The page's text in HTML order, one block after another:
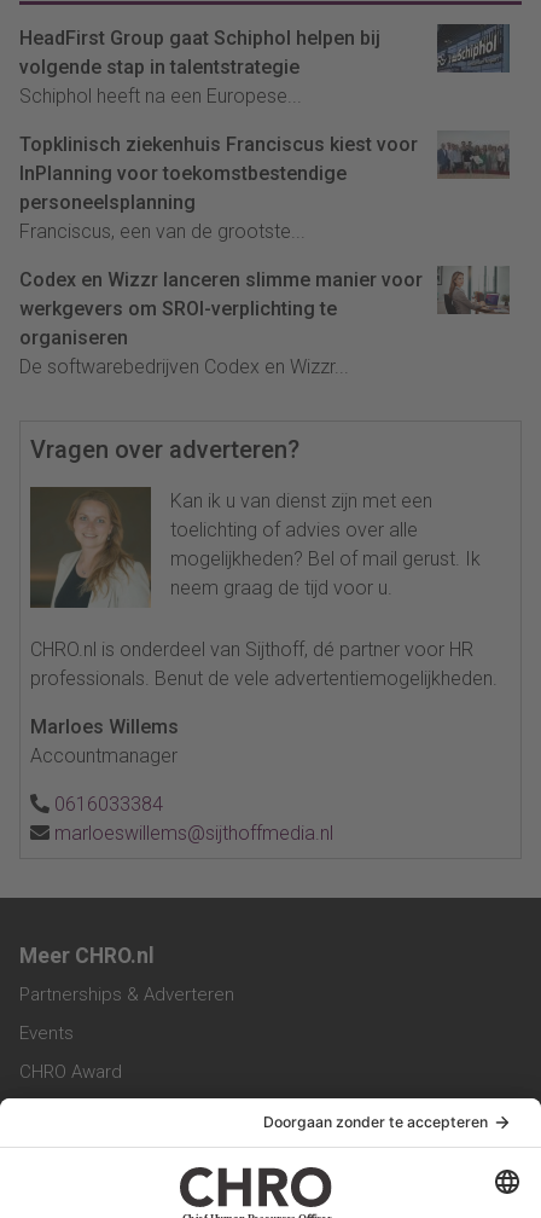
HeadFirst Group gaat Schiphol helpen bij
volgende stap in talentstrategie
Schiphol heeft na een Europese...
Topklinisch ziekenhuis Franciscus kiest voor
InPlanning voor toekomstbestendige
personeelsplanning
Franciscus, een van de grootste...
Codex en Wizzr lanceren slimme manier voor
werkgevers om SROI-verplichting te
organiseren
De softwarebedrijven Codex en Wizzr...
Vragen over adverteren?
Kan ik u van dienst zijn met een
toelichting of advies over alle
mogelijkheden? Bel of mail gerust. Ik
neem graag de tijd voor u.
CHRO.nl is onderdeel van Sijthoff, dé partner voor HR
professionals. Benut de vele advertentiemogelijkheden.
Marloes Willems
Accountmanager
0616033384
marloeswillems@sijthoffmedia.nl
Meer CHRO.nl
Partnerships & Adverteren
Events
CHRO Award
CHRO Magazine
Service & Contact